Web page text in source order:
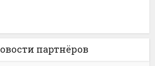
партнёров